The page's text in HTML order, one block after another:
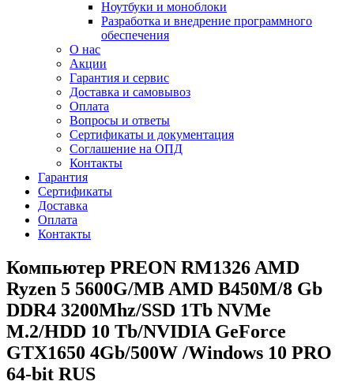
Ноутбуки и моноблоки
Разработка и внедрение программного
обеспечения
О нас
Акции
Гарантия и сервис
Доставка и самовывоз
Оплата
Вопросы и ответы
Сертификаты и документация
Соглашение на ОПД
Контакты
Гарантия
Сертификаты
Доставка
Оплата
Контакты
Компьютер PREON RM1326 AMD
Ryzen 5 5600G/MB AMD B450M/8 Gb
DDR4 3200Mhz/SSD 1Tb NVMe
M.2/HDD 10 Tb/NVIDIA GeForce
GTX1650 4Gb/500W /Windows 10 PRO
64-bit RUS